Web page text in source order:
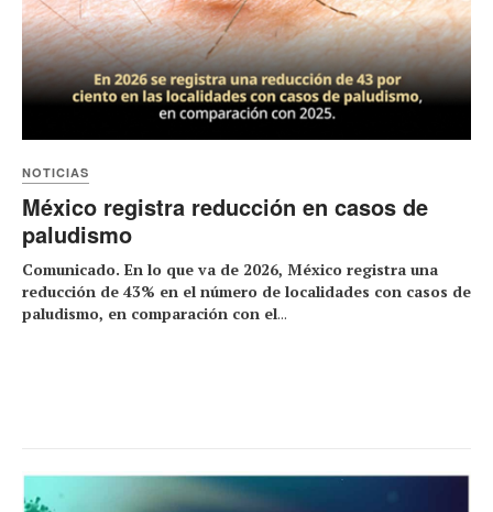
NOTICIAS
México registra reducción en casos de
paludismo
Comunicado. En lo que va de 2026, México registra una
reducción de 43% en el número de localidades con casos de
paludismo, en comparación con el...